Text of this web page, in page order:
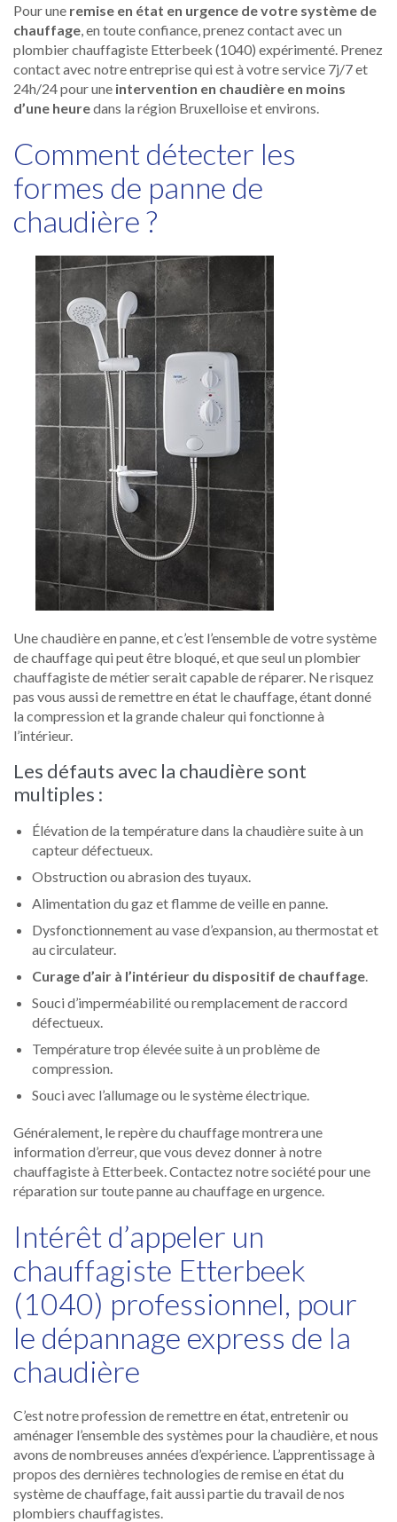
Pour une remise en état en urgence de votre système de
chauffage, en toute confiance, prenez contact avec un
plombier chauffagiste Etterbeek (1040) expérimenté. Prenez
contact avec notre entreprise qui est à votre service 7j/7 et
24h/24 pour une intervention en chaudière en moins
d’une heuredans la région Bruxelloise et environs.
Comment détecter les
formes de panne de
chaudière ?
Une chaudière en panne, et c’est l’ensemble de votre système
de chauffage qui peut être bloqué, et que seul un plombier
chauffagiste de métier serait capable de réparer. Ne risquez
pas vous aussi de remettre en état le chauffage, étant donné
la compression et la grande chaleur qui fonctionne à
l’intérieur.
Les défauts avec la chaudière sont
multiples :
Élévation de la température dans la chaudière suite à un
capteur défectueux.
Obstruction ou abrasion des tuyaux.
Alimentation du gaz et flamme de veille en panne.
Dysfonctionnement au vase d’expansion, au thermostat et
au circulateur.
Curage d’air à l’intérieur du dispositif de chauffage.
Souci d’imperméabilité ou remplacement de raccord
défectueux.
Température trop élevée suite à un problème de
compression.
Souci avec l’allumage ou le système électrique.
Généralement, le repère du chauffage montrera une
information d’erreur, que vous devez donner à notre
chauffagiste à Etterbeek. Contactez notre société pour une
réparation sur toute panne au chauffage en urgence.
Intérêt d’appeler un
chauffagiste Etterbeek
(1040) professionnel, pour
le dépannage express de la
chaudière
C’est notre profession de remettre en état, entretenir ou
aménager l’ensemble des systèmes pour la chaudière, et nous
avons de nombreuses années d’expérience. L’apprentissage à
propos des dernières technologies de remise en état du
système de chauffage, fait aussi partie du travail de nos
plombiers chauffagistes.